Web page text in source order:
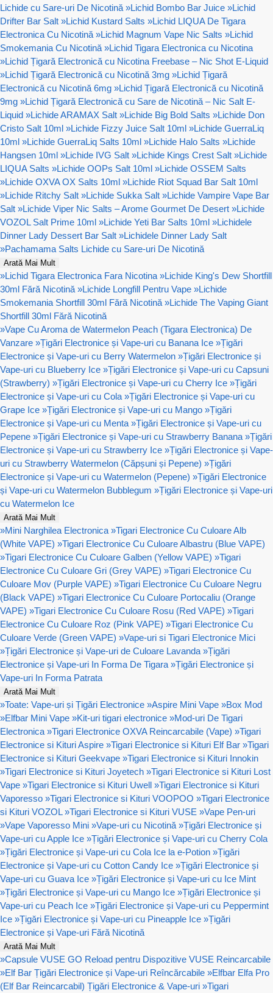
Lichide cu Sare-uri De Nicotină »Lichid Bombo Bar Juice »Lichid
Drifter Bar Salt »Lichid Kustard Salts »Lichid LIQUA De Tigara
Electronica Cu Nicotină »Lichid Magnum Vape Nic Salts »Lichid
Smokemania Cu Nicotină »Lichid Tigara Electronica cu Nicotina
»Lichid Țigară Electronică cu Nicotina Freebase – Nic Shot E-Liquid
»Lichid Țigară Electronică cu Nicotină 3mg »Lichid Țigară
Electronică cu Nicotină 6mg »Lichid Țigară Electronică cu Nicotină
9mg »Lichid Țigară Electronică cu Sare de Nicotină – Nic Salt E-
Liquid »Lichide ARAMAX Salt »Lichide Big Bold Salts »Lichide Don
Cristo Salt 10ml »Lichide Fizzy Juice Salt 10ml »Lichide GuerraLiq
10ml »Lichide GuerraLiq Salts 10ml »Lichide Halo Salts »Lichide
Hangsen 10ml »Lichide IVG Salt »Lichide Kings Crest Salt »Lichide
LIQUA Salts »Lichide OOPs Salt 10ml »Lichide OSSEM Salts
»Lichide OXVA OX Salts 10ml »Lichide Riot Squad Bar Salt 10ml
»Lichide Ritchy Salt »Lichide Sukka Salt »Lichide Vampire Vape Bar
Salt »Lichide Viper Nic Salts – Arome Gourmet De Desert »Lichide
VOZOL Salt Prime 10ml »Lichide Yeti Bar Salts 10ml »Lichidele
Dinner Lady Dessert Bar Salt »Lichidele Dinner Lady Salt
»Pachamama Salts Lichide cu Sare-uri De Nicotină
Arată Mai Mult
»Lichid Tigara Electronica Fara Nicotina »Lichide King's Dew Shortfill
30ml Fără Nicotină »Lichide Longfill Pentru Vape »Lichide
Smokemania Shortfill 30ml Fără Nicotină »Lichide The Vaping Giant
Shortfill 30ml Fără Nicotină
»Vape Cu Aroma de Watermelon Peach (Tigara Electronica) De
Vanzare »Țigări Electronice și Vape-uri cu Banana Ice »Țigări
Electronice și Vape-uri cu Berry Watermelon »Țigări Electronice și
Vape-uri cu Blueberry Ice »Țigări Electronice și Vape-uri cu Capsuni
(Strawberry) »Țigări Electronice și Vape-uri cu Cherry Ice »Țigări
Electronice și Vape-uri cu Cola »Țigări Electronice și Vape-uri cu
Grape Ice »Țigări Electronice și Vape-uri cu Mango »Țigări
Electronice și Vape-uri cu Menta »Țigări Electronice și Vape-uri cu
Pepene »Țigări Electronice și Vape-uri cu Strawberry Banana »Țigări
Electronice și Vape-uri cu Strawberry Ice »Țigări Electronice și Vape-
uri cu Strawberry Watermelon (Căpșuni și Pepene) »Țigări
Electronice și Vape-uri cu Watermelon (Pepene) »Țigări Electronice
și Vape-uri cu Watermelon Bubblegum »Țigări Electronice și Vape-uri
cu Watermelon Ice
Arată Mai Mult
»Mini Narghilea Electronica »Tigari Electronice Cu Culoare Alb
(White VAPE) »Tigari Electronice Cu Culoare Albastru (Blue VAPE)
»Tigari Electronice Cu Culoare Galben (Yellow VAPE) »Tigari
Electronice Cu Culoare Gri (Grey VAPE) »Tigari Electronice Cu
Culoare Mov (Purple VAPE) »Tigari Electronice Cu Culoare Negru
(Black VAPE) »Tigari Electronice Cu Culoare Portocaliu (Orange
VAPE) »Tigari Electronice Cu Culoare Rosu (Red VAPE) »Tigari
Electronice Cu Culoare Roz (Pink VAPE) »Tigari Electronice Cu
Culoare Verde (Green VAPE) »Vape-uri si Tigari Electronice Mici
»Țigări Electronice și Vape-uri de Culoare Lavanda »Țigări
Electronice și Vape-uri In Forma De Tigara »Țigări Electronice și
Vape-uri In Forma Patrata
Arată Mai Mult
»Toate: Vape-uri și Țigări Electronice »Aspire Mini Vape »Box Mod
»Elfbar Mini Vape »Kit-uri tigari electronice »Mod-uri De Tigari
Electronica »Tigari Electronice OXVA Reincarcabile (Vape) »Tigari
Electronice si Kituri Aspire »Tigari Electronice si Kituri Elf Bar »Tigari
Electronice si Kituri Geekvape »Tigari Electronice si Kituri Innokin
»Tigari Electronice si Kituri Joyetech »Tigari Electronice si Kituri Lost
Vape »Tigari Electronice si Kituri Uwell »Tigari Electronice si Kituri
Vaporesso »Tigari Electronice si Kituri VOOPOO »Tigari Electronice
si Kituri VOZOL »Tigari Electronice si Kituri VUSE »Vape Pen-uri
»Vape Vaporesso Mini »Vape-uri cu Nicotină »Țigări Electronice și
Vape-uri cu Apple Ice »Țigări Electronice și Vape-uri cu Cherry Cola
»Țigări Electronice și Vape-uri cu Cola Ice la e-Potion »Țigări
Electronice și Vape-uri cu Cotton Candy Ice »Țigări Electronice și
Vape-uri cu Guava Ice »Țigări Electronice și Vape-uri cu Ice Mint
»Țigări Electronice și Vape-uri cu Mango Ice »Țigări Electronice și
Vape-uri cu Peach Ice »Țigări Electronice și Vape-uri cu Peppermint
Ice »Țigări Electronice și Vape-uri cu Pineapple Ice »Țigări
Electronice și Vape-uri Fără Nicotină
Arată Mai Mult
»Capsule VUSE GO Reload pentru Dispozitive VUSE Reincarcabile
»Elf Bar Țigări Electronice și Vape-uri Reîncărcabile »Elfbar Elfa Pro
(Elf Bar Reincarcabil) Țigări Electronice & Vape-uri »Tigari